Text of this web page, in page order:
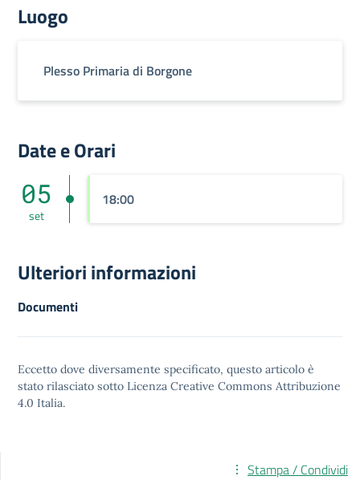
Luogo
Plesso Primaria di Borgone
Date e Orari
05
set
18:00
Ulteriori informazioni
Documenti
Eccetto dove diversamente specificato, questo articolo è
stato rilasciato sotto Licenza Creative Commons Attribuzione
4.0 Italia.
Stampa / Condividi